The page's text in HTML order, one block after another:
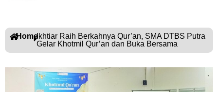
HomeIkhtiar Raih Berkahnya Qur’an, SMA DTBS Putra
Gelar Khotmil Qur’an dan Buka Bersama